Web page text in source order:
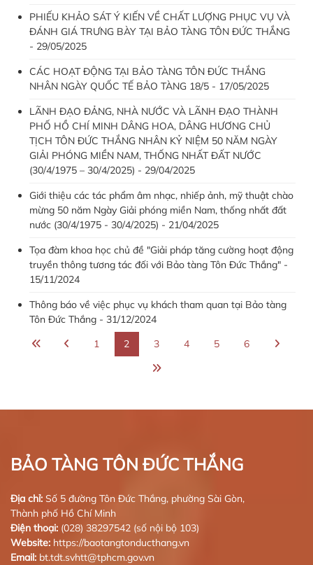
PHIẾU KHẢO SÁT Ý KIẾN VỀ CHẤT LƯỢNG PHỤC VỤ VÀ
ĐÁNH GIÁ TRƯNG BÀY TẠI BẢO TÀNG TÔN ĐỨC THẮNG
- 29/05/2025
CÁC HOẠT ĐỘNG TẠI BẢO TÀNG TÔN ĐỨC THẮNG
NHÂN NGÀY QUỐC TẾ BẢO TÀNG 18/5 - 17/05/2025
LÃNH ĐẠO ĐẢNG, NHÀ NƯỚC VÀ LÃNH ĐẠO THÀNH
PHỐ HỒ CHÍ MINH DÂNG HOA, DÂNG HƯƠNG CHỦ
TỊCH TÔN ĐỨC THẮNG NHÂN KỶ NIỆM 50 NĂM NGÀY
GIẢI PHÓNG MIỀN NAM, THỐNG NHẤT ĐẤT NƯỚC
(30/4/1975 – 30/4/2025) - 29/04/2025
Giới thiệu các tác phẩm âm nhạc, nhiếp ảnh, mỹ thuật chào
mừng 50 năm Ngày Giải phóng miền Nam, thống nhất đất
nước (30/4/1975 - 30/4/2025) - 21/04/2025
Tọa đàm khoa học chủ đề "Giải pháp tăng cường hoạt động
truyền thông tương tác đối với Bảo tàng Tôn Đức Thắng" -
15/11/2024
Thông báo về việc phục vụ khách tham quan tại Bảo tàng
Tôn Đức Thắng - 31/12/2024
1
2 3 4 5 6
BẢO TÀNG TÔN ĐỨC THẮNG
Địa chỉ: Số 5 đường Tôn Đức Thắng, phường Sài Gòn,
Thành phố Hồ Chí Minh
Điện thoại: (028) 38297542 (số nội bộ 103)
Website: https://baotangtonducthang.vn
Email: bt.tdt.svhtt@tphcm.gov.vn